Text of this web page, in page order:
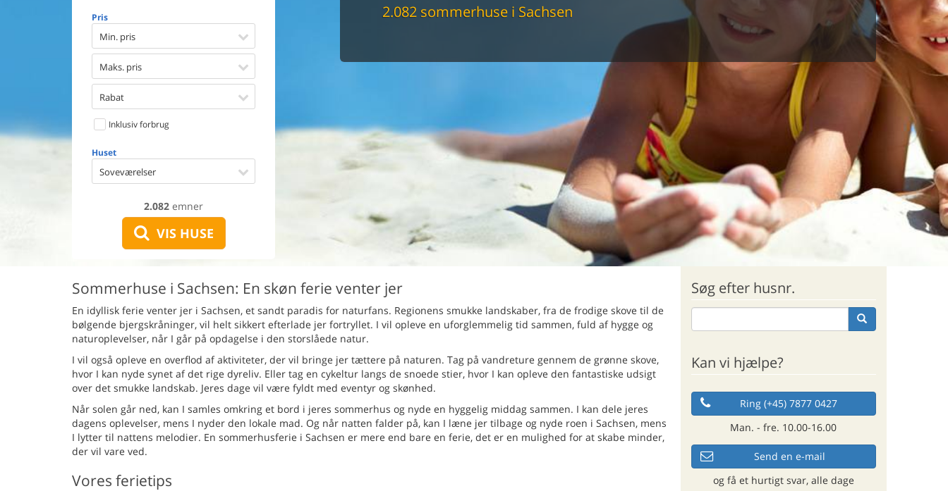
Pris
Min. pris
Maks. pris
Rabat
Inklusiv forbrug
Huset
Soveværelser
2.082 emner
VIS HUSE
Aircondition
Ladestander til elbil
2.082 sommerhuse i Sachsen
Sommerhuse i Sachsen: En skøn ferie venter jer
En idyllisk ferie venter jer i Sachsen, et sandt paradis for naturfans. Regionens smukke landskaber, fra de frodige skove til de
bølgende bjergskråninger, vil helt sikkert efterlade jer fortryllet. I vil opleve en uforglemmelig tid sammen, fuld af hygge og
naturoplevelser, når I går på opdagelse i den storslåede natur.
I vil også opleve en overflod af aktiviteter, der vil bringe jer tættere på naturen. Tag på vandreture gennem de grønne skove,
hvor I kan nyde synet af det rige dyreliv. Eller tag en cykeltur langs de snoede stier, hvor I kan opleve den fantastiske udsigt
over det smukke landskab. Jeres dage vil være fyldt med eventyr og skønhed.
Når solen går ned, kan I samles omkring et bord i jeres sommerhus og nyde en hyggelig middag sammen. I kan dele jeres
dagens oplevelser, mens I nyder den lokale mad. Og når natten falder på, kan I læne jer tilbage og nyde roen i Sachsen, mens
I lytter til nattens melodier. En sommerhusferie i Sachsen er mere end bare en ferie, det er en mulighed for at skabe minder,
der vil vare ved.
Vores ferietips
Søg efter husnr.
Kan vi hjælpe?
Ring (+45) 7877 0427
Man. - fre. 10.00-16.00
Send en e-mail
og få et hurtigt svar, alle dage